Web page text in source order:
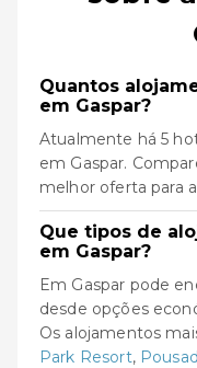
Quantos
em Gaspar?
Atualmente há 5
em Gaspar.
melhor oferta para
Que tipos de
em Gaspar?
Em Gaspar pode
desde opções
Os alojamentos
Park Resort,